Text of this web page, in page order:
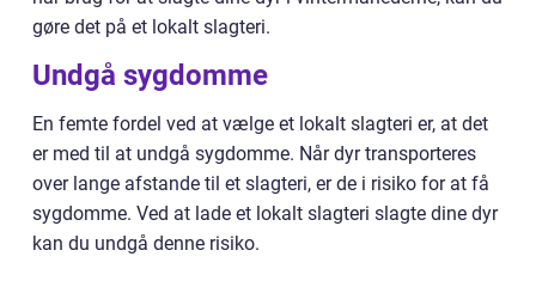
gøre det på et lokalt slagteri.
Undgå sygdomme
En femte fordel ved at vælge et lokalt slagteri er, at det
er med til at undgå sygdomme. Når dyr transporteres
over lange afstande til et slagteri, er de i risiko for at få
sygdomme. Ved at lade et lokalt slagteri slagte dine dyr
kan du undgå denne risiko.